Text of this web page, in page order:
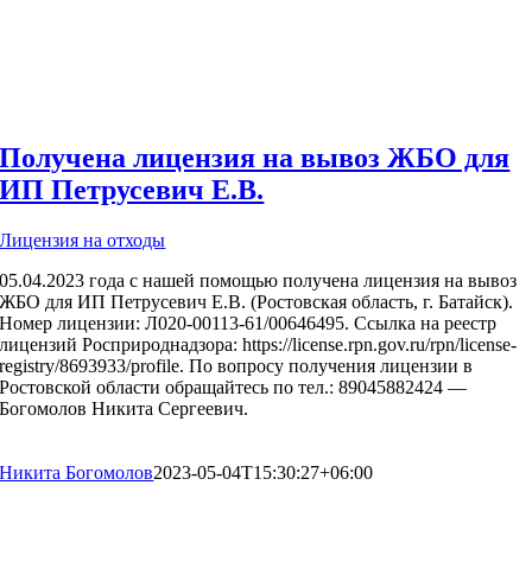
Получена лицензия на вывоз ЖБО для
ИП Петрусевич Е.В.
Лицензия на отходы
05.04.2023 года с нашей помощью получена лицензия на вывоз
ЖБО для ИП Петрусевич Е.В. (Ростовская область, г. Батайск).
Номер лицензии: Л020-00113-61/00646495. Ссылка на реестр
лицензий Росприроднадзора: https://license.rpn.gov.ru/rpn/license-
registry/8693933/profile. По вопросу получения лицензии в
Ростовской области обращайтесь по тел.: 89045882424 —
Богомолов Никита Сергеевич.
Никита Богомолов2023-05-04T15:30:27+06:00